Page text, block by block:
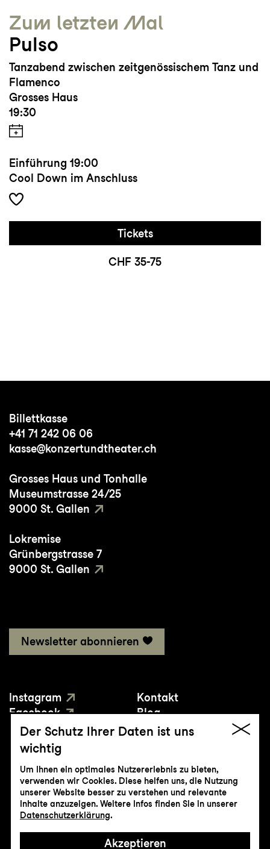
Zum letzten Mal
Pulso
Tanzabend zwischen zeitgenössischem Tanz und
Flamenco
Grosses Haus
19:30
Einführung 19:00
Cool Down im Anschluss
Tickets
CHF 35-75
Billettkasse
+41 71 242 06 06
kasse@konzertundtheater.ch
Grosses Haus und Tonhalle
Museumstrasse 24/25
9000 St. Gallen
Lokremise
Grünbergstrasse 7
9000 St. Gallen
Newsletter abonnieren
Instagram
Facebook
YouTube
Kontakt
Blog
Presse
© Genossenschaft Konzert und Theater
St.Gallen
Der Schutz Ihrer Daten ist uns
wichtig
Um Ihnen ein optimales Nutzererlebnis zu bieten,
verwenden wir Cookies. Diese helfen uns, die Nutzung
unserer Website besser zu verstehen und relevante
Inhalte anzuzeigen. Weitere Infos finden Sie in unserer
Datenschutzerklärung.
Akzeptieren